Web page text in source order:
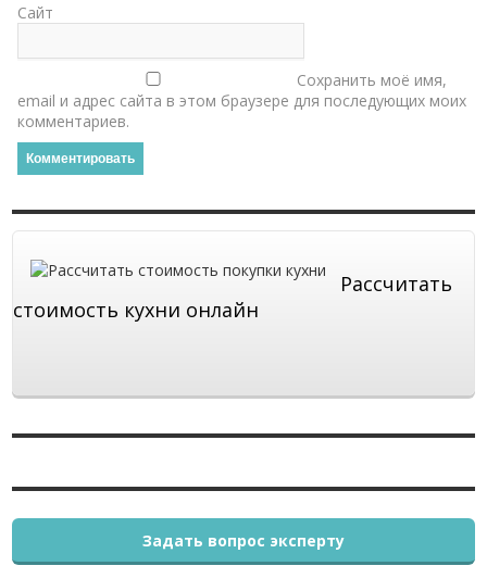
Сайт
Сохранить моё имя,
email и адрес сайта в этом браузере для последующих моих
комментариев.
Рассчитать
стоимость кухни онлайн
Задать вопрос эксперту